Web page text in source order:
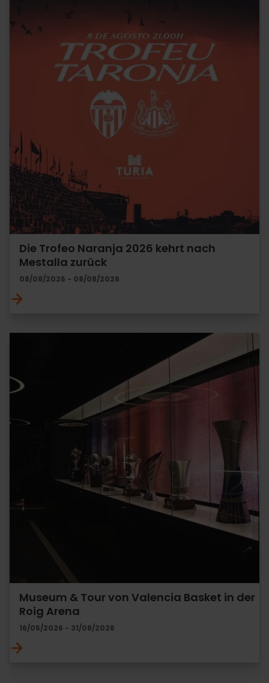
Die Trofeo Naranja 2026 kehrt nach
Mestalla zurück
08/08/2026 - 08/08/2026
Museum & Tour von Valencia Basket in der
Roig Arena
16/05/2026 - 31/08/2026